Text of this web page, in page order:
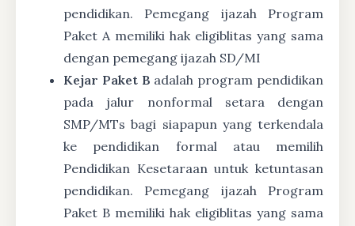
pendidikan. Pemegang ijazah Program
Paket A memiliki hak eligiblitas yang sama
dengan pemegang ijazah SD/MI
Kejar Paket B adalah program pendidikan
pada jalur nonformal setara dengan
SMP/MTs bagi siapapun yang terkendala
ke pendidikan formal atau memilih
Pendidikan Kesetaraan untuk ketuntasan
pendidikan. Pemegang ijazah Program
Paket B memiliki hak eligiblitas yang sama